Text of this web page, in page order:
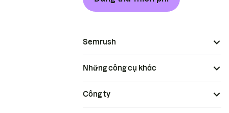
Semrush
Những công cụ khác
Công ty